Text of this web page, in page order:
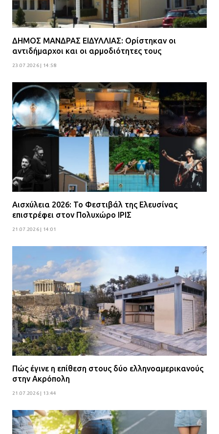
ΔΗΜΟΣ ΜΑΝΔΡΑΣ ΕΙΔΥΛΛΙΑΣ: Ορίστηκαν οι
αντιδήμαρχοι και οι αρμοδιότητες τους
23.07.2026 | 14:58
Αισχύλεια 2026: Το Φεστιβάλ της Ελευσίνας
επιστρέφει στον Πολυχώρο ΙΡΙΣ
21.07.2026 | 14:01
Πώς έγινε η επίθεση στους δύο ελληνοαμερικανούς
στην Ακρόπολη
21.07.2026 | 13:44